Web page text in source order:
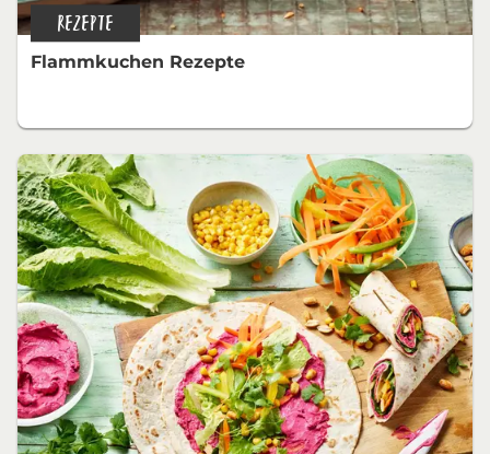
REZEPTE
Flammkuchen Rezepte